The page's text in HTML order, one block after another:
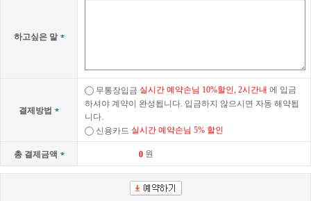
하고싶은 말
결제방법
무통장입금 실시간 예약손님 10%할인, 2시간내 에 입금
하셔야 계약이 완성됩니다. 입금하지 않으시면 자동 해약됩
니다.
신용카드 실시간 예약손님 5% 할인
총 결제금액 원